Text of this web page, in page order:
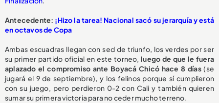
Antecedente: ¡Hizo la tarea! Nacional sacó su jerarquía y está
en octavos de Copa
Ambas escuadras llegan con sed de triunfo, los verdes por ser
su primer partido oficial en este torneo,luego de que le fuera
aplazado el compromiso ante Boyacá Chicó hace 8 días(se
jugará el 9 de septiembre), y los felinos porque sí cumplieron
con su juego, pero perdieron 0-2 con Cali y también quieren
sumar su primera victoria para no ceder mucho terreno.